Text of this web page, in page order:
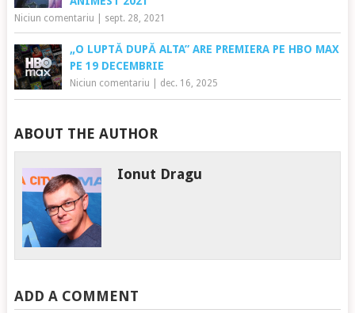
Niciun comentariu sept. 28, 2021
„O LUPTĂ DUPĂ ALTA” ARE PREMIERA PE HBO MAX
PE 19 DECEMBRIE
Niciun comentariu dec. 16, 2025
ABOUT THE AUTHOR
Ionut Dragu
ADD A COMMENT